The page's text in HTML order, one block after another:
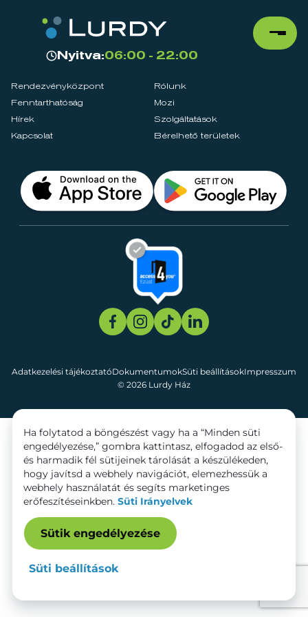
Nyitva:06:00 - 22:00
Rendezvényközpont
Rólunk
Fenntarthatóság
Mozi
Hírek
Szolgáltatások
Kapcsolat
Bérelhető területek
© 2026 Lurdy Ház
Adatkezelési tájékoztatóDokumentumokSüti beállításokImpresszum
Ha folytatod a böngészést vagy ha a “Minden süti
engedélyezése,” gombra kattintasz, elfogadod az első-
és harmadik fél sütijeinek tárolását a készülékeden,
hogy javítsd a webhely navigációt, elemezhessük a
webhely használatát és segíts marketinges
erőfeszítéseinkben. Süti Irányelvek
Sütik engedélyezése
Süti beállítások